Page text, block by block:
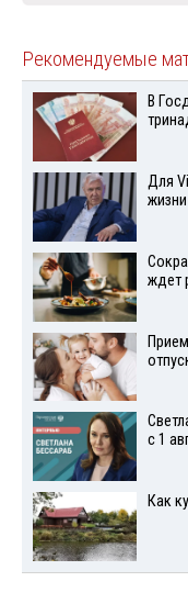
Рекомендуемые
В
Для
жизни
ждет
с 1
Как